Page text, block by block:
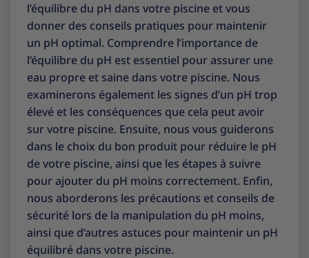
l’équilibre du pH dans votre piscine et vous
donner des conseils pratiques pour maintenir
un pH optimal. Comprendre l’importance de
l’équilibre du pH est essentiel pour assurer une
eau propre et saine dans votre piscine. Nous
examinerons également les signes d’un pH trop
élevé et les conséquences que cela peut avoir
sur votre piscine. Ensuite, nous vous guiderons
dans le choix du bon produit pour réduire le pH
de votre piscine, ainsi que les étapes à suivre
pour ajouter du pH moins correctement. Enfin,
nous aborderons les précautions et conseils de
sécurité lors de la manipulation du pH moins,
ainsi que d’autres astuces pour maintenir un pH
équilibré dans votre piscine.